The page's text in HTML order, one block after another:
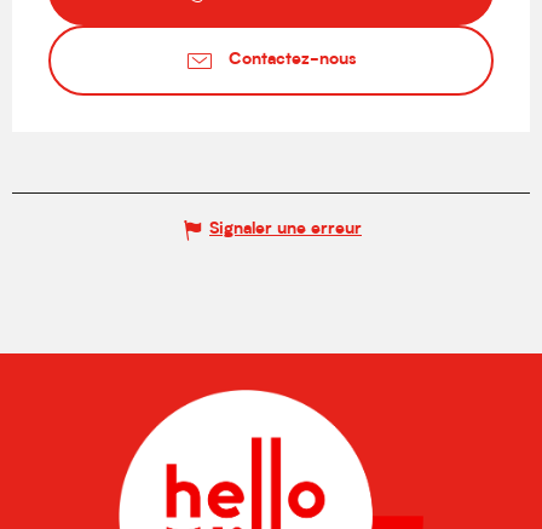
Contactez-nous
Signaler une erreur